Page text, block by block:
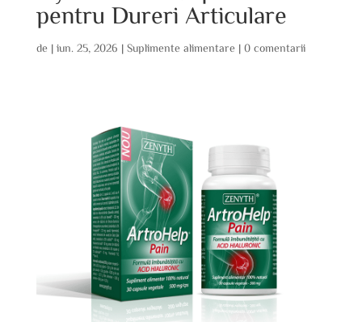
pentru Dureri Articulare
de | iun. 25, 2026 | Suplimente alimentare| 0 comentarii